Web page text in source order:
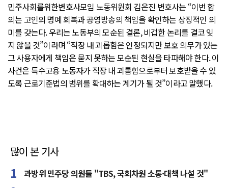
민주사회를위한변호사모임 노동위원회 김은진 변호사는 “이번 합
의는 고인의 명예 회복과 공영방송의 책임을 확인하는 상징적인 의
미를 갖는다. 우리는 노동부의 모순된 결론, 비겁한 논리를 결코 잊
지 않을 것”이라며 “직장 내 괴롭힘은 인정되지만 보호 의무가 있는
그 사용자에게 책임은 묻지 못하는 모순된 현실을 타파해야 한다. 이
사건은 특수고용 노동자가 직장 내 괴롭힘으로부터 보호받을 수 있
도록 근로기준법의 범위를 확대하는 계기가 될 것”이라고 말했다.
많이 본 기사
과방위 민주당 의원들 "TBS, 국회차원 소통·대책 나설 것"